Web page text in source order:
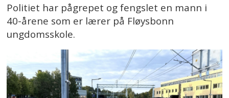
Politiet har pågrepet og fengslet en mann i
40-årene som er lærer på Fløysbonn
ungdomsskole.